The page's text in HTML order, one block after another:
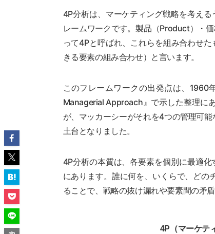
4P分析は、マーケティング戦略を考え
レームワークです。製品（Product）・
って4Pと呼ばれ、これらを組み合わせ
きる要素の組み合わせ）と言います。
このフレームワークの出発点は、1960
Managerial Approach』で示した整理に
が、マッカーシーがそれを4つの管理可
土台となりました。
4P分析の本質は、各要素を個別に最適
にあります。誰に何を、いくらで、ど
ることで、戦略の抜け漏れや要素間の矛盾
4P（マーケテ